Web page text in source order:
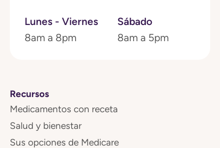
Lunes - Viernes
8am a 8pm
Sábado
8am a 5pm
Recursos
Medicamentos con receta
Salud y bienestar
Sus opciones de Medicare